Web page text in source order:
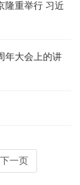
隆重举行 习近
年大会上的讲
下一页